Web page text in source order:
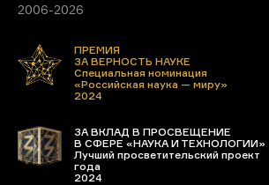
2006-2026
ПРЕМИЯ
ЗА ВЕРНОСТЬ НАУКЕ
Специальная номинация
«Российская наука — миру»
2024
ЗА ВКЛАД В ПРОСВЕЩЕНИЕ
В СФЕРЕ «НАУКА И ТЕХНОЛОГИИ»
Лучший просветительский проект
года
2024